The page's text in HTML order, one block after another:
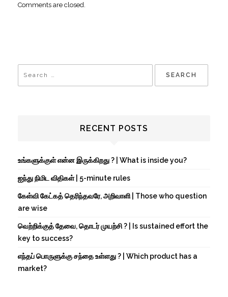
Comments are closed.
RECENT POSTS
உங்களுக்குள் என்ன இருக்கிறது ? | What is inside you?
ஐந்து நிமிட விதிகள் | 5-minute rules
கேள்வி கேட்கத் தெரிந்தவரே, அறிவாளி | Those who question
are wise
வெற்றிக்குத் தேவை, தொடர் முயற்சி ? | Is sustained effort the
key to success?
எந்தப் பொருளுக்கு சந்தை உள்ளது ? | Which product has a
market?